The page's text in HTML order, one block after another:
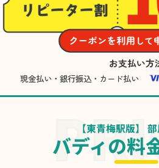
お支払い方
現金払い・銀行振込・カード払い
【東青梅駅版】
バディの料